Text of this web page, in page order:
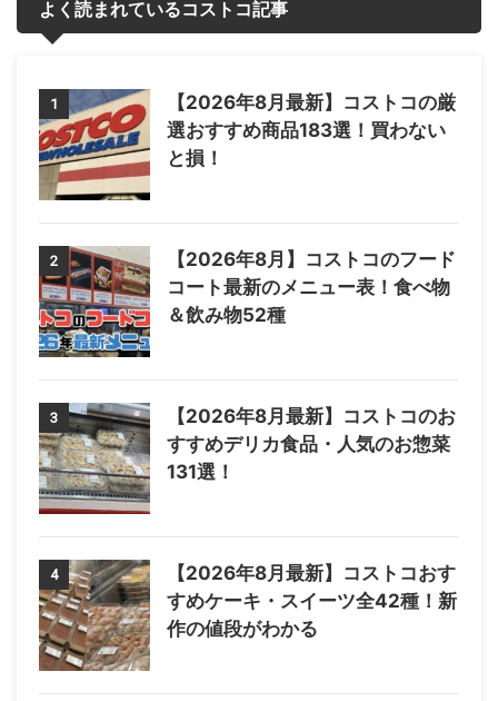
よく読まれているコストコ記事
1
【2026年8月最新】コストコの厳
選おすすめ商品183選！買わない
と損！
2
【2026年8月】コストコのフード
コート最新のメニュー表！食べ物
＆飲み物52種
3
【2026年8月最新】コストコのお
すすめデリカ食品・人気のお惣菜
131選！
4
【2026年8月最新】コストコおす
すめケーキ・スイーツ全42種！新
作の値段がわかる